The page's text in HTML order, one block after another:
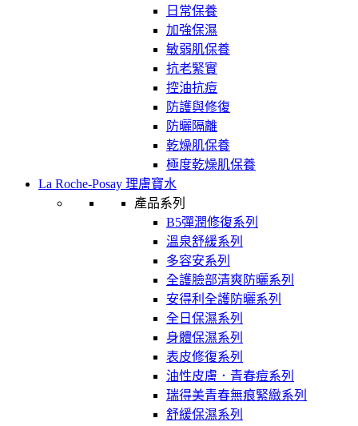
日常保養
加強保濕
敏弱肌保養
抗老緊實
控油抗痘
防護與修復
防曬隔離
乾燥肌保養
極度乾燥肌保養
La Roche-Posay 理膚寶水
產品系列
B5彈潤修復系列
溫泉舒緩系列
多容安系列
全護臉部清爽防曬系列
安得利全護防曬系列
全日保濕系列
身體保濕系列
表皮修復系列
油性皮膚．青春痘系列
瑞得美青春無痕緊緻系列
舒緩保濕系列